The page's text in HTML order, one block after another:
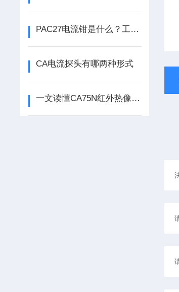
PAC27电流钳是什么？工作原理呢？
CA电流探头有哪两种形式
一文读懂CA75N红外热像仪的工作原理